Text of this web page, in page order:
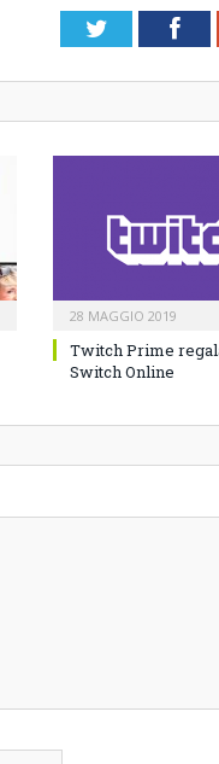
Twitter
28 MAGGIO 2019
Twitch Prime
Switch Online